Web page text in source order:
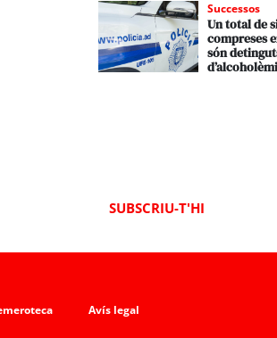
Successos
Un total de
compreses
són
SUBSCRIU-T'HI
Avís legal